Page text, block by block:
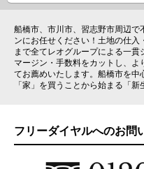
船橋市、市川市、習志野市周辺
ンにお任せください！土地の仕
まで全てレオグループによる一
マージン・手数料をカットし、
てお薦めいたします。船橋市を中
「家」を買うことから始まる「
フリーダイヤルへのお問